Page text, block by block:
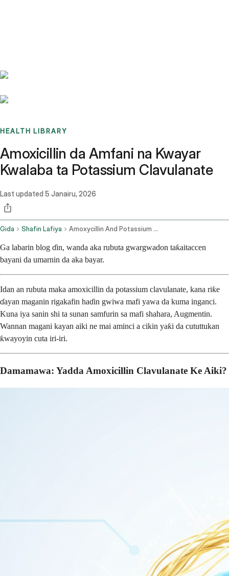
HEALTH LIBRARY
Amoxicillin da Amfani na Kwayar
Kwalaba ta Potassium Clavulanate
Last updated 5 Janairu, 2026
Gida Shafin Lafiya Amoxycillin And Potassium Clavulanate Tablet Uses
Ga labarin blog ɗin, wanda aka rubuta gwargwadon taƙaitaccen
bayani da umarnin da aka bayar.
Idan an rubuta maka amoxicillin da potassium clavulanate, kana riƙe
ɗayan maganin rigakafin haɗin gwiwa mafi yawa da kuma inganci.
Kuna iya sanin shi ta sunan samfurin sa mafi shahara, Augmentin.
Wannan magani kayan aiki ne mai aminci a cikin yaƙi da cututtukan
ƙwayoyin cuta iri-iri.
Damamawa: Yadda Amoxicillin Clavulanate Ke Aiki?